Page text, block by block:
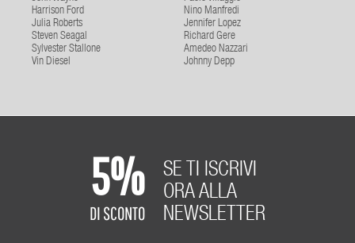
Harrison Ford
Nino Manfredi
Julia Roberts
Jennifer Lopez
Steven Seagal
Richard Gere
Sylvester Stallone
Amedeo Nazzari
Vin Diesel
Johnny Depp
5%
DI SCONTO
SE TI ISCRIVI
ORA ALLA
NEWSLETTER